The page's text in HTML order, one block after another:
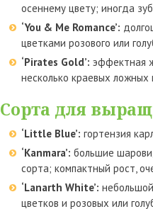
осеннему цвету; иногда
‘You & Me Romance’:
цветками розового или
‘Pirates Gold’: эффектная
несколько краевых
Сорта для
‘Little Blue’: гортензия
‘Kanmara’: большие
сорта; компактный рост,
‘Lanarth White’:
цветков и розовых или